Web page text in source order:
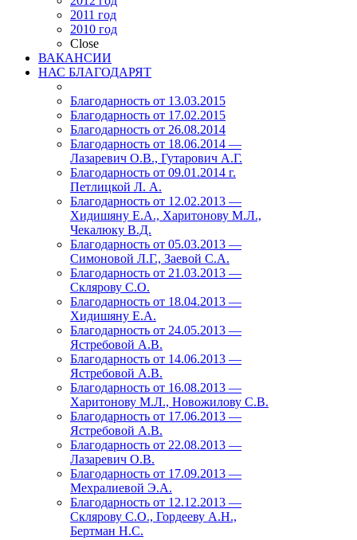
2011 год
2010 год
Close
ВАКАНСИИ
НАС БЛАГОДАРЯТ
Благодарность от 13.03.2015
Благодарность от 17.02.2015
Благодарность от 26.08.2014
Благодарность от 18.06.2014 —
Лазаревич О.В., Гутарович А.Г.
Благодарность от 09.01.2014 г.
Петлицкой Л. А.
Благодарность от 12.02.2013 —
Хидишяну Е.А., Харитонову М.Л.,
Чекалюку В.Д.
Благодарность от 05.03.2013 —
Симоновой Л.Г., Заевой С.А.
Благодарность от 21.03.2013 —
Склярову С.О.
Благодарность от 18.04.2013 —
Хидишяну Е.А.
Благодарность от 24.05.2013 —
Ястребовой А.В.
Благодарность от 14.06.2013 —
Ястребовой А.В.
Благодарность от 16.08.2013 —
Харитонову М.Л., Новожилову С.В.
Благодарность от 17.06.2013 —
Ястребовой А.В.
Благодарность от 22.08.2013 —
Лазаревич О.В.
Благодарность от 17.09.2013 —
Мехралиевой Э.А.
Благодарность от 12.12.2013 —
Склярову С.О., Гордееву А.Н.,
Бертман Н.С.